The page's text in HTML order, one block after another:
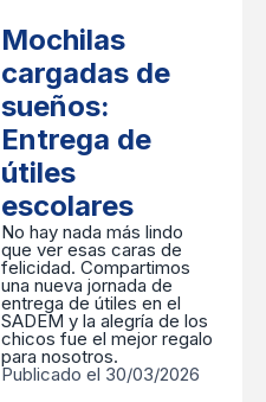
Mochilas
cargadas de
sueños:
Entrega de
útiles
escolares
No hay nada más lindo
que ver esas caras de
felicidad. Compartimos
una nueva jornada de
entrega de útiles en el
SADEM y la alegría de los
chicos fue el mejor regalo
para nosotros.
Publicado el 30/03/2026